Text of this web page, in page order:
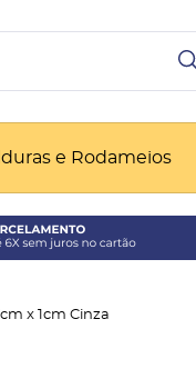
e Rodameios
x 1cm Cinza